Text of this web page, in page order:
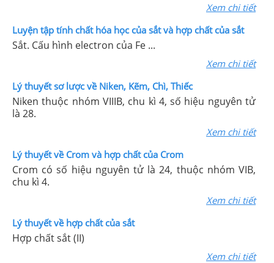
Xem chi tiết
Luyện tập tính chất hóa học của sắt và hợp chất của sắt
Sắt. Cấu hình electron của Fe ...
Xem chi tiết
Lý thuyết sơ lược về Niken, Kẽm, Chì, Thiếc
Niken thuộc nhóm VIIIB, chu kì 4, số hiệu nguyên tử
là 28.
Xem chi tiết
Lý thuyết về Crom và hợp chất của Crom
Crom có số hiệu nguyên tử là 24, thuộc nhóm VIB,
chu kì 4.
Xem chi tiết
Lý thuyết về hợp chất của sắt
Hợp chất sắt (II)
Xem chi tiết